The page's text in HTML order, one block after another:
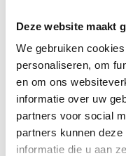
Deze website maakt
We gebruiken
personaliseren, om
en om ons
informatie over uw
partners voor social
partners kunnen
informatie die u aan
van